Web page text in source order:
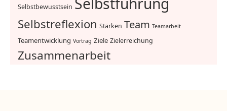
Selbstbewusstsein
Selbstreflexion Stärken Team Teamarbeit
Teamentwicklung Vortrag Ziele Zielerreichung
Zusammenarbeit